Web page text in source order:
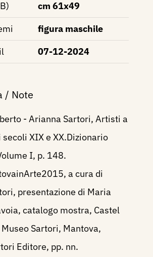
cm 61x49
figura maschile
07-12-2024
/ Note
- Arianna Sartori, Artisti a
secoli XIX e XX.Dizionario
I, p. 148.
a cura di
presentazione di Maria
catalogo mostra, Castel
Sartori, Mantova,
Editore, pp. nn.